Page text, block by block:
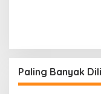
Paling Banyak